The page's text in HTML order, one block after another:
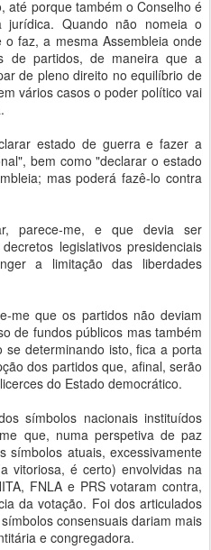
até porque também o Conselho é
jurídica. Quando não nomeia o
faz, a mesma Assembleia onde
de partidos, de maneira que a
de pleno direito no equilíbrio de
vários casos o poder político vai
estado de guerra e fazer a
bem como "declarar o estado
mas poderá fazê-lo contra
parece-me, e que devia ser
legislativos presidenciais
a limitação das liberdades
me que os partidos não deviam
de fundos públicos mas também
se determinando isto, fica a porta
dos partidos que, afinal, serão
do Estado democrático.
símbolos nacionais instituídos
que, numa perspetiva de paz
símbolos atuais, excessivamente
vitoriosa, é certo) envolvidas na
FNLA e PRS votaram contra,
da votação. Foi dos articulados
consensuais dariam mais
e congregadora.